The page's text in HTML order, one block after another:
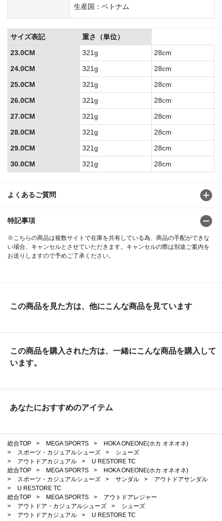
生産国：ベトナム
よくあるご質問
特記事項
※こちらの商品は複数サイトで在庫を共有している為、商品の手配ができな
い場合、キャンセルとさせていただきます。キャンセルの際は別途ご案内を
お送りしますので予めご了承ください。
サイズ表記
重さ（単位）
23.0CM
321g
28cm
24.0CM
321g
28cm
25.0CM
321g
28cm
26.0CM
321g
28cm
27.0CM
321g
28cm
28.0CM
321g
28cm
29.0CM
321g
28cm
30.0CM
321g 28cm
この商品を見た方は、他にこんな商品を見ています
この商品を購入された方は、一緒にこんな商品を購入して
います。
あなたにおすすめのアイテム
総合TOP > MEGA SPORTS >
HOKA ONEONE(ホカ オネオネ)
>
スポーツ・カジュアルシューズ >
シューズ
>
アウトドアカジュアル >
U RESTORE TC
総合TOP
> MEGA SPORTS >
HOKA ONEONE(ホカ オネオネ)
>
スポーツ・カジュアルシューズ > サンダル >
アウトドアサンダル
>
U RESTORE TC
総合TOP
> MEGA SPORTS >
アウトドアレジャー
>
アウトドア・カジュアルシューズ >
シューズ
>
アウトドアカジュアル >
U RESTORE TC